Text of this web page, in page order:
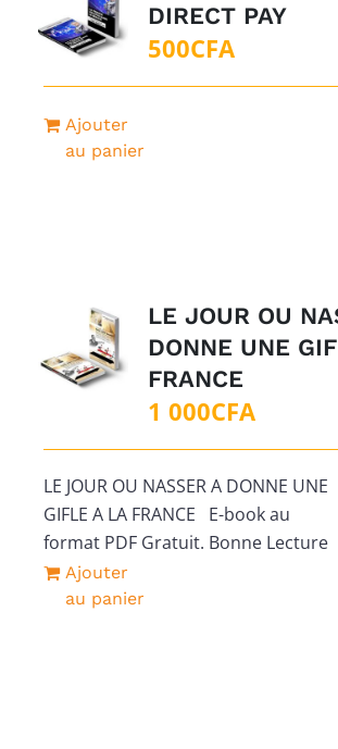
DIRECT PAY
500CFA
Ajouter
au panier
LE JOUR OU
DONNE UNE
FRANCE
1 000CFA
LE JOUR OU NASSER A DONNE UNE
GIFLE A LA FRANCE E-book au
format PDF Gratuit. Bonne Lecture
Ajouter
au panier